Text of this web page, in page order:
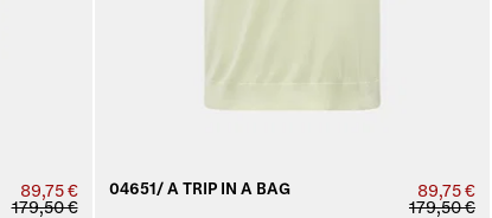
89,75 €
179,50 €
04651/ A TRIP IN A BAG
89,75 €
179,50 €